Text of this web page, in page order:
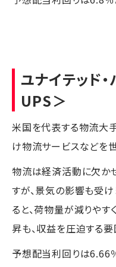
ユナイテッド
UPS＞
米国を代表する物流大
け物流サービスなどを
物流は経済活動に欠か
すが、景気の影響も受
ると、荷物量が減りや
昇も、収益を圧迫する要
予想配当利回りは6.66